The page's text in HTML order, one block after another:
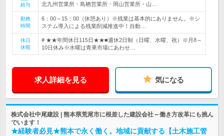
給与
北九州営業所・鳥栖営業所・岡山営業所・山…
勤務
時間
6：00～15：00（休憩あり）※残業は基本的にありません。※シ
ステム導入による残業削減推進中！自動…
休日
休暇
# ★★年間休日115日★★■週休2日制（日曜、水曜、祝）※月8～
10日休み※水曜は青果市場にあわせ…
求人詳細を見る 気になる
株式会社中尾建設 | 熊本県荒尾市に根差した建設会社～働き方改革にも挑ん
でいます！
★経験者必見★熊本で永く働く。地域に貢献する【土木施工管